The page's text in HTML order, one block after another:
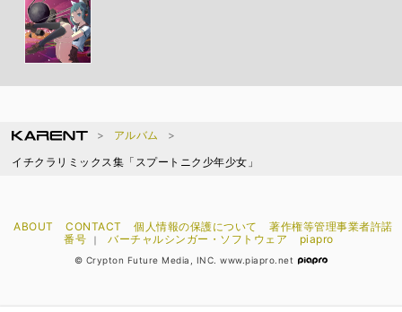
アルバム
イチクラリミックス集「スプートニク少年少女」
ABOUT CONTACT 個人情報の保護について
著作権等管理事業者許諾
番号
｜ バーチャルシンガー・ソフトウェア piapro
© Crypton Future Media, INC. www.piapro.net